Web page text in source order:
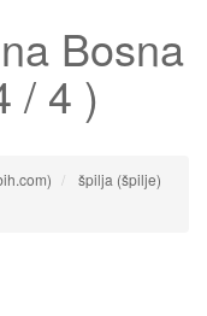
Bosna
/ 4 )
špilja (špilje)